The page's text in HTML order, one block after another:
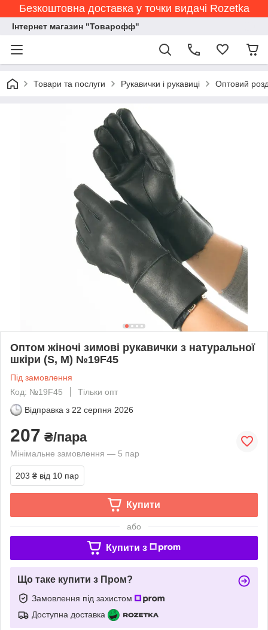
Безкоштовна доставка у точки видачі Rozetka
Інтернет магазин "Товарофф"
Товари та послуги Рукавички і рукавиці Оптовий
Оптом жіночі зимові рукавички з натуральної
шкіри (S, M) №19F45
Під замовлення
Код: №19F45
Тільки опт
Відправка з 22 серпня 2026
207 ₴/пара
Мінімальне замовлення — 5 пар
203 ₴ від 10 пар
Купити
або
Купити з
Що таке купити з Пром?
Замовлення під захистом
Доступна доставка